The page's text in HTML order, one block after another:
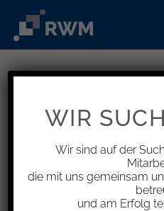
Inhalt
springen
Direktionsrecht
bei Widerruf
WIR
Wir sind auf der
die mit uns gemeinsam
und am Erfolg